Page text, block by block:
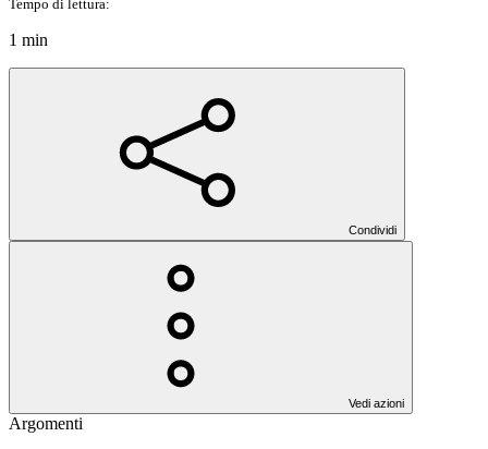
Tempo di lettura:
1 min
Condividi
Vedi azioni
Argomenti